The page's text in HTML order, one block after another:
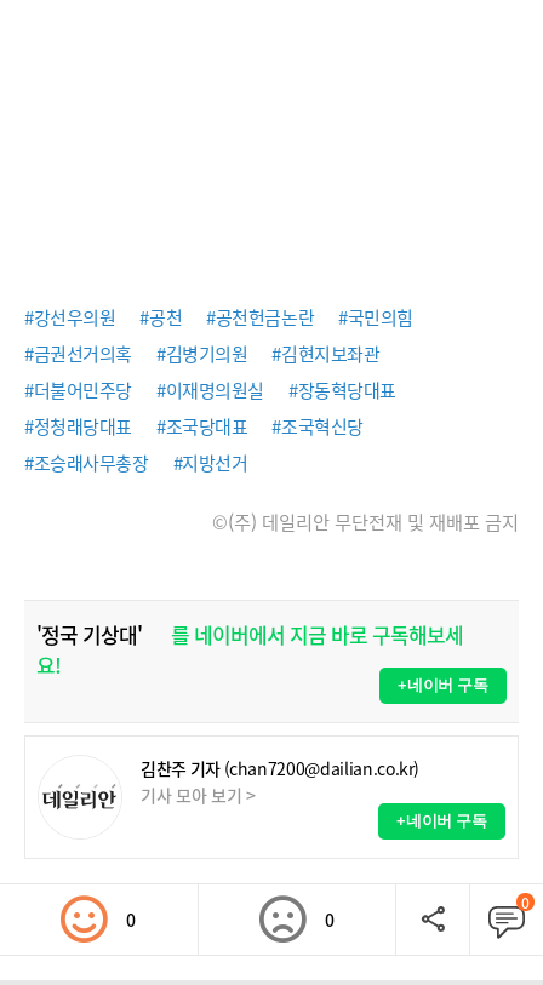
#강선우의원 #공천 #공천헌금논란
#국민의힘
#금권선거의혹
#김병기의원
#김현지보좌관
#더불어민주당
#이재명의원실
#장동혁당대표
#정청래당대표
#조국당대표
#조국혁신당
#조승래사무총장
#지방선거
©(주) 데일리안 무단전재 및 재배포 금지
'정국 기상대'
를 네이버에서 지금 바로 구독해보세
요!
+네이버 구독
김찬주 기자 (chan7200@dailian.co.kr)
기사 모아 보기 >
+네이버 구독
0 0
0